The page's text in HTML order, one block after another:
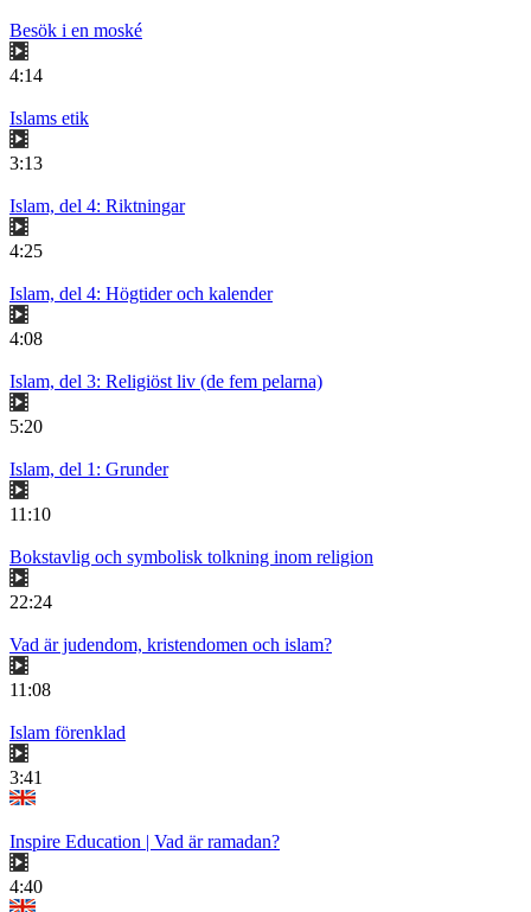
Besök i en moské
4:14
Islams etik
3:13
Islam, del 4: Riktningar
4:25
Islam, del 4: Högtider och kalender
4:08
Islam, del 3: Religiöst liv (de fem pelarna)
5:20
Islam, del 1: Grunder
11:10
Bokstavlig och symbolisk tolkning inom religion
22:24
Vad är judendom, kristendomen och islam?
11:08
Islam förenklad
3:41
Inspire Education | Vad är ramadan?
4:40